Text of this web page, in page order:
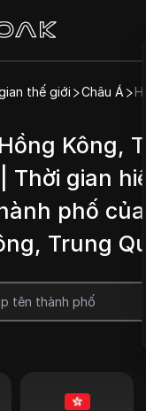
thế giới Châu Á
Kông,
Thời gian
phố
Trung